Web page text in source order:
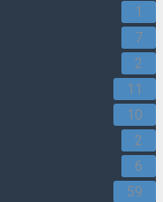
1
7
2
11
10
2
6
59